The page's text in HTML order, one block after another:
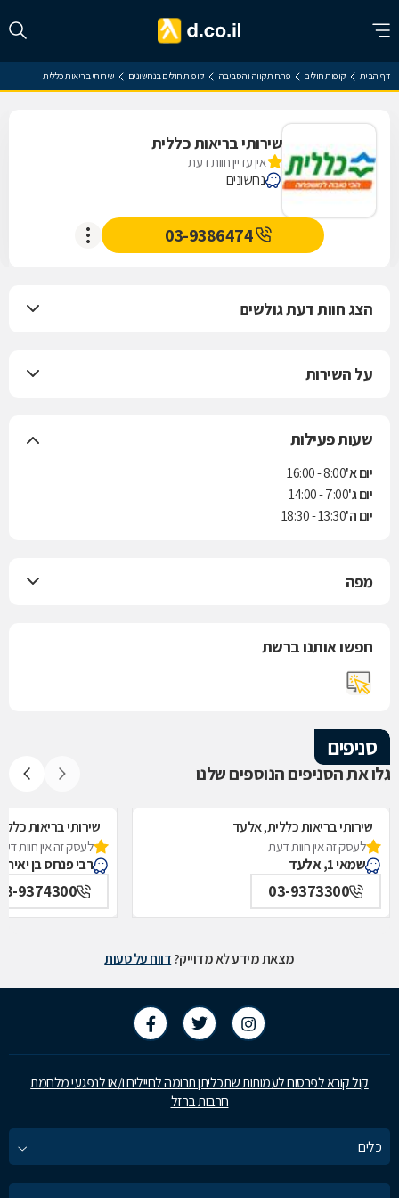
דף הבית קופות חולים פתח תקווה והסביבה קופות חולים בנחשונים שירותי בריאות כללית
שירותי בריאות כללית
אין עדיין חוות דעת
נחשונים
03-9386474
הצג חוות דעת גולשים
על השירות
שעות פעילות
יום א'8:00 - 16:00
יום ג'7:00 - 14:00
יום ה'13:30 - 18:30
מפה
חפשו אותנו ברשת
סניפים
גלו את הסניפים הנוספים שלנו
שירותי בריאות כללית, אלעד
לעסק זה אין חוות דעת
שמאי 1, אלעד
03-9373300
שירותי בריאות
לעסק זה אין חוות
רבי פנחס בן יאיר 35, אלעד
9374300
מצאת מידע לא מדוייק?דווח על טעות
קול קורא לפרסום לעמותות שתכליתן תרומה לחיילים ו/או לנפגעי מלחמת
חרבות ברזל
כלים